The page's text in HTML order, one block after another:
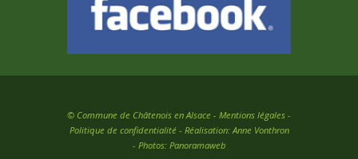
© Commune de Châtenois en Alsace - Mentions légales -
Politique de confidentialité - Réalisation: Anne Vonthron
- Photos: Panoramaweb